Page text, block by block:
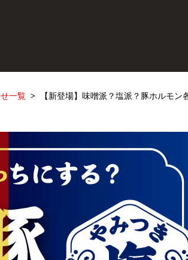
一覧 【新登場】味噌派？塩派？豚ホルモン